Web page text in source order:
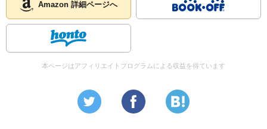
Amazon 詳細ページへ
本ページはアフィリエイトプログラムによる収益を得ています